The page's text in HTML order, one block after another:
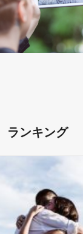
ランキング